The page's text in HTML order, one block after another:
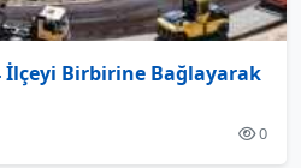
İlçeyi Birbirine Bağlayarak
0